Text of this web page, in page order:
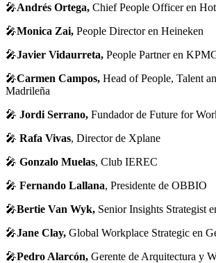
🎤Andrés Ortega, Chief People Officer en
🎤Monica Zai, People Director en Heineken
🎤Javier Vidaurreta, People Partner en
🎤Carmen Campos, Head of People, Talent
Madrileña
🎤 Jordi Serrano, Fundador de Future for
🎤 Rafa Vivas, Director de Xplane
🎤 Gonzalo Muelas, Club IEREC
🎤 Fernando Lallana, Presidente de OBBIO
🎤Bertie Van Wyk, Senior Insights Strategist
🎤Jane Clay, Global Workplace Strategic en
🎤Pedro Alarcón, Gerente de Arquitectura y